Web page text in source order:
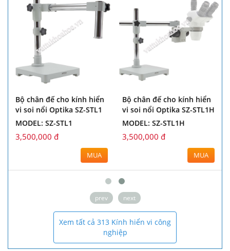
Bộ chân đế cho kính hiển
vi soi nổi Optika SZ-STL1
MODEL: SZ-STL1
3,500,000 đ
MUA
Bộ chân đế cho kính hiển
vi soi nổi Optika SZ-STL1H
MODEL: SZ-STL1H
3,500,000 đ
MUA
prev next
Xem tất cả 313 Kính hiển vi công
nghiệp